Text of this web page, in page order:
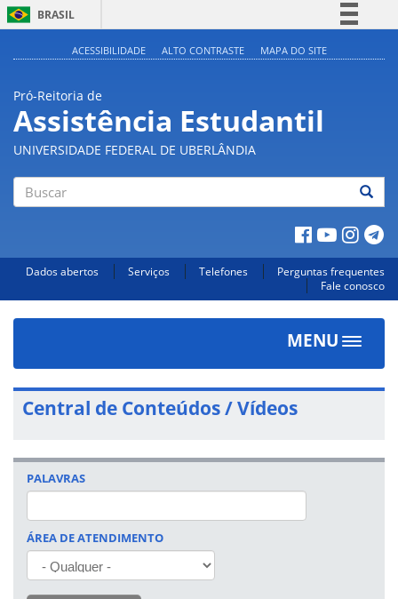
BRASIL
Acesso à informação
Legislação
Canais
ACESSIBILIDADE ALTO CONTRASTE MAPA DO SITE
Pró-Reitoria de
Assistência Estudantil
UNIVERSIDADE FEDERAL DE UBERLÂNDIA
Dados abertos Serviços Telefones
Perguntas frequentes
Fale conosco
MENU
Toggle
Central de Conteúdos / Vídeos
PALAVRAS
ÁREA DE ATENDIMENTO